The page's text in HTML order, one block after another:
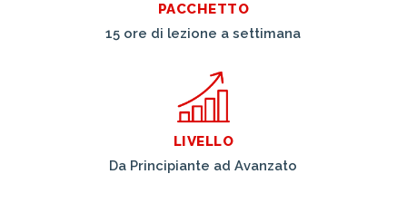
PACCHETTO
15 ore di lezione a settimana
LIVELLO
Da Principiante ad Avanzato